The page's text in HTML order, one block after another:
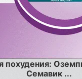
похудения:
Семавик ...